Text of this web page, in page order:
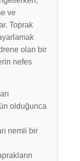
ve
Toprak
olan bir
nefes
olduğunca
nemli bir